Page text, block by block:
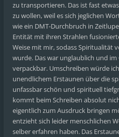
zu transportieren. Das ist fast
zu wollen, weil es sich jeglichen
wie ein DMT-Durchbruch in
Entität mit ihren Strahlen
Weise mit mir, sodass Spiritualität
wurde. Das war unglaublich und
verpackbar. Umschreiben würde
unendlichem Erstaunen über die
unfassbar schön und spirituell
kommt beim Schreiben absolut
eigentlich zum Ausdruck bringen
entzieht sich leider menschlichen
selber erfahren haben. Das